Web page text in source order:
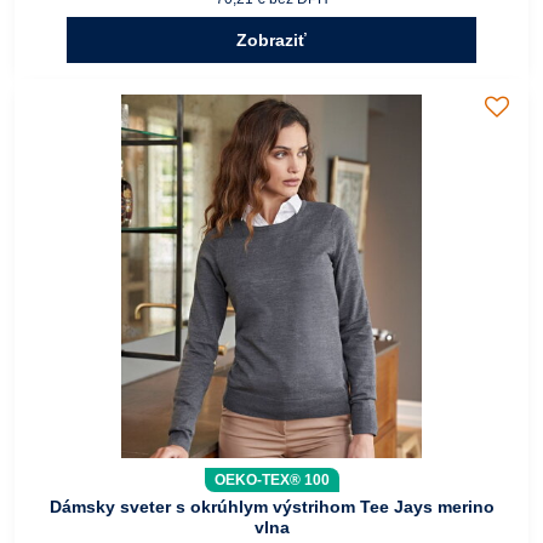
Zobraziť
OEKO-TEX® 100
Dámsky sveter s okrúhlym výstrihom Tee Jays merino
vlna